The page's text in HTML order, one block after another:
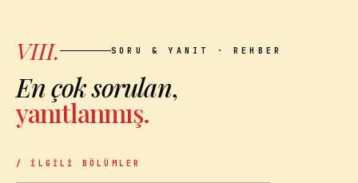
VIII. SORU & YANIT · REHBER
En çok sorulan,
yanıtlanmış.
/ İLGILI BÖLÜMLER